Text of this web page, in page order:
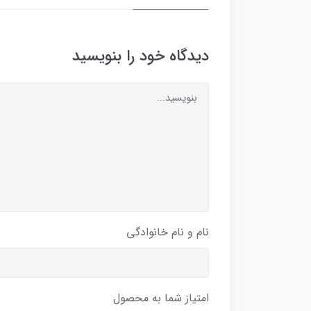
دیدگاه خود را بنویسید
نام و نام خانوادگی
امتیاز شما به محصول